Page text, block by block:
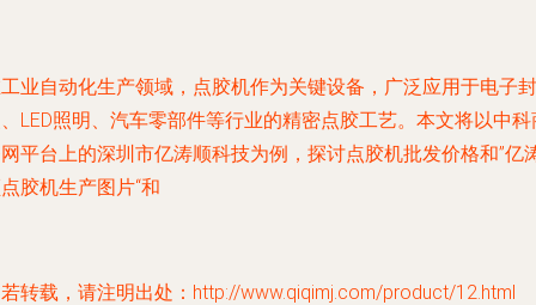
业自动化生产领域，点胶机作为关键设备，广泛应用于电子封
LED照明、汽车零部件等行业的精密点胶工艺。本文将以中科
平台上的深圳市亿涛顺科技为例，探讨点胶机批发价格和”亿
胶机生产图片“和
转载，请注明出处：http://www.qiqimj.com/product/12.html